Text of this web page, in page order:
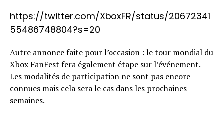
https://twitter.com/XboxFR/status/20672341
55486748804?s=20
Autre annonce faite pour l’occasion : le tour mondial du
Xbox FanFest fera également étape sur l’événement.
Les modalités de participation ne sont pas encore
connues mais cela sera le cas dans les prochaines
semaines.